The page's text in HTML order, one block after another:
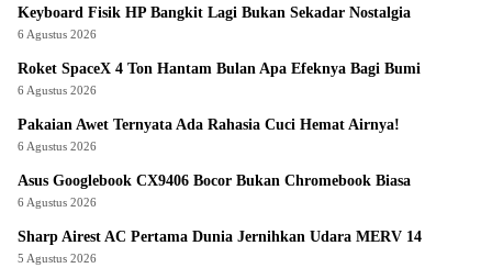
Keyboard Fisik HP Bangkit Lagi Bukan Sekadar Nostalgia
6 Agustus 2026
Roket SpaceX 4 Ton Hantam Bulan Apa Efeknya Bagi Bumi
6 Agustus 2026
Pakaian Awet Ternyata Ada Rahasia Cuci Hemat Airnya!
6 Agustus 2026
Asus Googlebook CX9406 Bocor Bukan Chromebook Biasa
6 Agustus 2026
Sharp Airest AC Pertama Dunia Jernihkan Udara MERV 14
5 Agustus 2026